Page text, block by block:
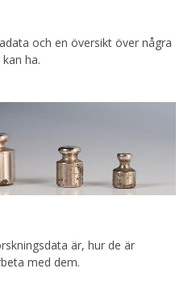
och en översikt över några
ha.
är, hur de är
med dem.